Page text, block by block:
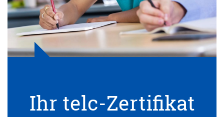
Ihr telc-Zertifikat